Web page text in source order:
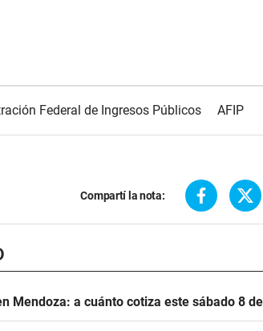
Federal de Ingresos Públicos AFIP
Compartí la nota:
Mendoza: a cuánto cotiza este sábado 8